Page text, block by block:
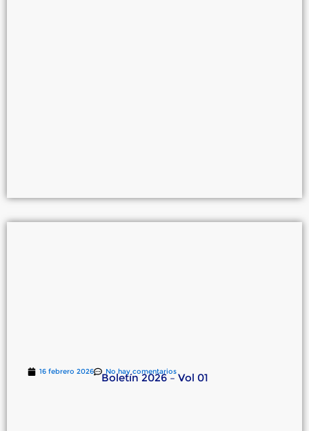
16 febrero 2026 No hay comentarios
Boletín 2026 – Vol 01